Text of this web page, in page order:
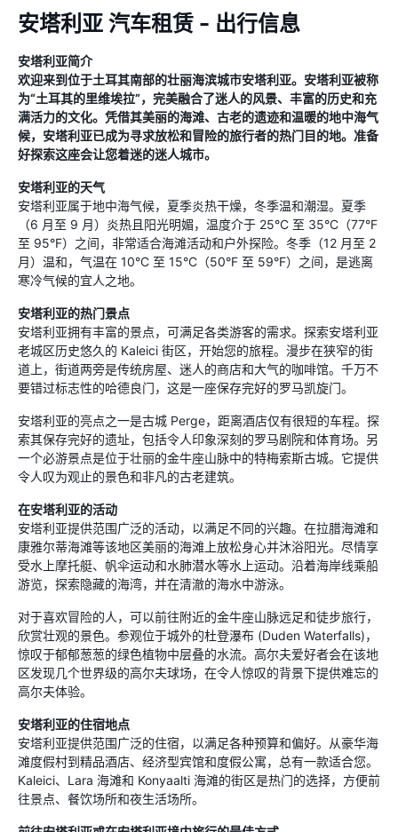
安塔利亚 汽车租赁 - 出行信息
安塔利亚简介
欢迎来到位于土耳其南部的壮丽海滨城市安塔利亚。安塔利亚被称
为“土耳其的里维埃拉”，完美融合了迷人的风景、丰富的历史和充
满活力的文化。凭借其美丽的海滩、古老的遗迹和温暖的地中海气
候，安塔利亚已成为寻求放松和冒险的旅行者的热门目的地。准备
好探索这座会让您着迷的迷人城市。
安塔利亚的天气
安塔利亚属于地中海气候，夏季炎热干燥，冬季温和潮湿。夏季
（6 月至 9 月）炎热且阳光明媚，温度介于 25°C 至 35°C（77°F
至 95°F）之间，非常适合海滩活动和户外探险。冬季（12 月至 2
月）温和，气温在 10°C 至 15°C（50°F 至 59°F）之间，是逃离
寒冷气候的宜人之地。
安塔利亚的热门景点
安塔利亚拥有丰富的景点，可满足各类游客的需求。探索安塔利亚
老城区历史悠久的 Kaleici 街区，开始您的旅程。漫步在狭窄的街
道上，街道两旁是传统房屋、迷人的商店和大气的咖啡馆。千万不
要错过标志性的哈德良门，这是一座保存完好的罗马凯旋门。
安塔利亚的亮点之一是古城 Perge，距离酒店仅有很短的车程。探
索其保存完好的遗址，包括令人印象深刻的罗马剧院和体育场。另
一个必游景点是位于壮丽的金牛座山脉中的特梅索斯古城。它提供
令人叹为观止的景色和非凡的古老建筑。
在安塔利亚的活动
安塔利亚提供范围广泛的活动，以满足不同的兴趣。在拉腊海滩和
康雅尔蒂海滩等该地区美丽的海滩上放松身心并沐浴阳光。尽情享
受水上摩托艇、帆伞运动和水肺潜水等水上运动。沿着海岸线乘船
游览，探索隐藏的海湾，并在清澈的海水中游泳。
对于喜欢冒险的人，可以前往附近的金牛座山脉远足和徒步旅行，
欣赏壮观的景色。参观位于城外的杜登瀑布 (Duden Waterfalls)，
惊叹于郁郁葱葱的绿色植物中层叠的水流。高尔夫爱好者会在该地
区发现几个世界级的高尔夫球场，在令人惊叹的背景下提供难忘的
高尔夫体验。
安塔利亚的住宿地点
安塔利亚提供范围广泛的住宿，以满足各种预算和偏好。从豪华海
滩度假村到精品酒店、经济型宾馆和度假公寓，总有一款适合您。
Kaleici、Lara 海滩和 Konyaalti 海滩的街区是热门的选择，方便前
往景点、餐饮场所和夜生活场所。